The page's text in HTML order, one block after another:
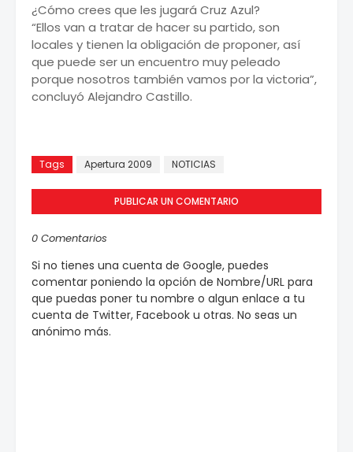
¿Cómo crees que les jugará Cruz Azul?
“Ellos van a tratar de hacer su partido, son
locales y tienen la obligación de proponer, así
que puede ser un encuentro muy peleado
porque nosotros también vamos por la victoria”,
concluyó Alejandro Castillo.
Tags Apertura 2009 NOTICIAS
PUBLICAR UN COMENTARIO
0 Comentarios
Si no tienes una cuenta de Google, puedes
comentar poniendo la opción de Nombre/URL para
que puedas poner tu nombre o algun enlace a tu
cuenta de Twitter, Facebook u otras. No seas un
anónimo más.